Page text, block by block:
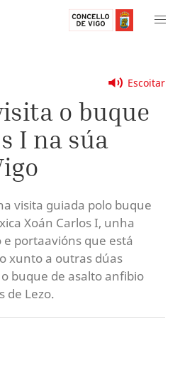
Escoitar
o buque
I na súa
visita guiada polo buque
Xoán Carlos I, unha
portaavións que está
xunto a outras dúas
buque de asalto anfibio
de Lezo.